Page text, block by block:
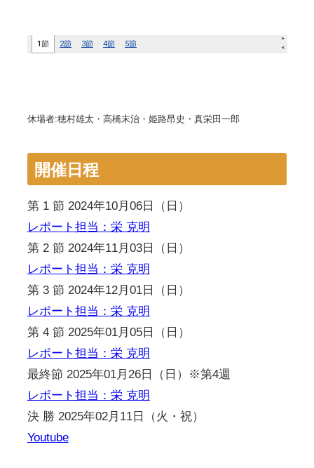
休場者:穂村雄太・高橋末治・姫路昂史・真栄田一郎
開催日程
第 1 節 2024年10月06日（日）
レポート担当：栄 克明
第 2 節 2024年11月03日（日）
レポート担当：栄 克明
第 3 節 2024年12月01日（日）
レポート担当：栄 克明
第 4 節 2025年01月05日（日）
レポート担当：栄 克明
最終節 2025年01月26日（日）※第4週
レポート担当：栄 克明
決 勝 2025年02月11日（火・祝）
Youtube